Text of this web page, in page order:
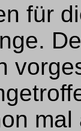
für